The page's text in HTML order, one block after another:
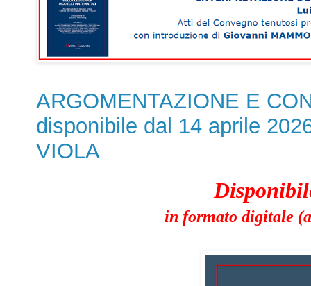
ARGOMENTAZIONE E
disponibile dal 14 aprile
VIOLA
in formato digitale